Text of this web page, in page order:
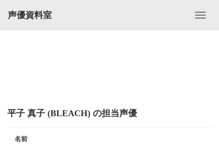
声優資料室
平子 真子 (BLEACH) の担当声優
名前